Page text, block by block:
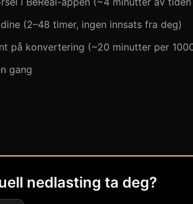
(2–48 timer, ingen innsats fra deg)
på konvertering (~20 minutter per
gang
nedlasting ta deg?